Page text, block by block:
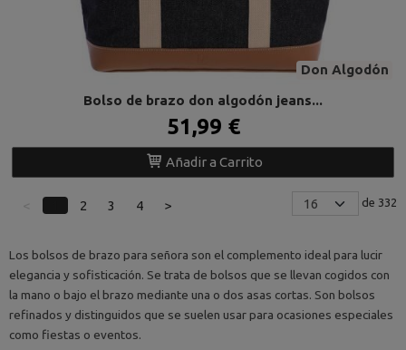
Don Algodón
Bolso de brazo don algodón jeans...
51,99 €
Añadir a Carrito
2 3 4 > de 332
Los bolsos de brazo para señora son el complemento ideal para lucir
elegancia y sofisticación. Se trata de bolsos que se llevan cogidos con
la mano o bajo el brazo mediante una o dos asas cortas. Son bolsos
refinados y distinguidos que se suelen usar para ocasiones especiales
como fiestas o eventos.